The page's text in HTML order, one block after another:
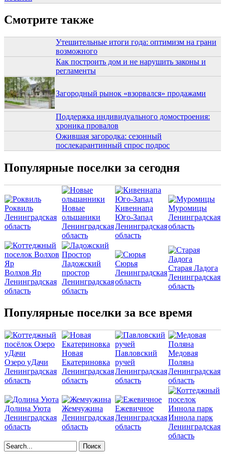
Смотрите также
Утешительные итоги года: оптимизм на грани
возможного
Как построить дом и не нарушить законы и
регламенты
Загородный рынок «взорвался» продажами
Поддержка индивидуального домостроения:
хроника провалов
Ожившая загородка: сезонный
послекарантинный спрос подрос
Популярные поселки за сегодня
Роквиль
Ленинградская
область
Новые
ольшаники
Ленинградская
область
Кивеннапа
Юго-Запад
Ленинградская
область
Муромицы
Ленинградская
область
Волхов Яр
Ленинградская
область
Ладожский
простор
Ленинградская
область
Сюрья
Ленинградская
область
Старая Ладога
Ленинградская
область
Популярные поселки за все время
Озеро уДачи
Ленинградская
область
Новая
Екатериновка
Ленинградская
область
Павловский
ручей
Ленинградская
область
Медовая
Поляна
Ленинградская
область
Долина Уюта
Ленинградская
область
Жемчужина
Ленинградская
область
Ежевичное
Ленинградская
область
Иннола парк
Ленинградская
область